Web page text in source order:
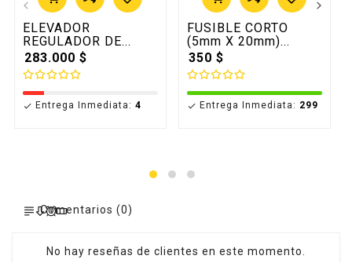
ELEVADOR
REGULADOR DE...
283.000 $
 Entrega Inmediata: 4
FUSIBLE CORTO
(5mm X 20mm)...
350 $
 Entrega Inmediata: 299
Comentarios (0)
No hay reseñas de clientes en este momento.